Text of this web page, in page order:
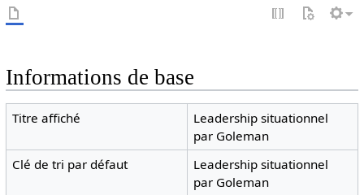
Informations de base
Titre affiché
Leadership situationnel
par Goleman
Clé de tri par défaut
Leadership situationnel
par Goleman